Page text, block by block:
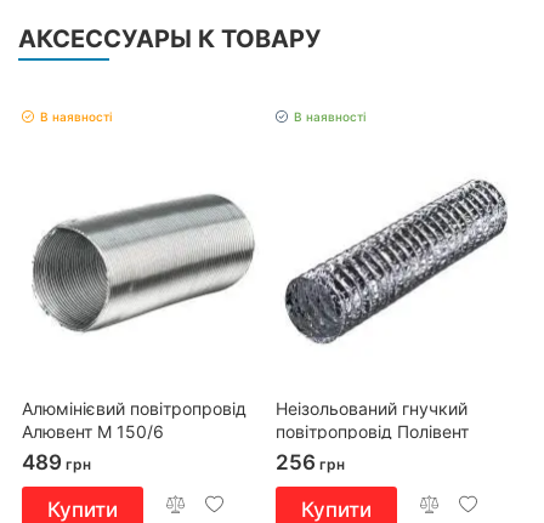
АКСЕССУАРЫ К ТОВАРУ
В наявності
Алюмінієвий повітропровід
Алювент М 150/6
489 грн
Купити
В наявності
Неізольований гнучкий
повітропровід Полівент
605М0/102/2,5
256 грн
Купити